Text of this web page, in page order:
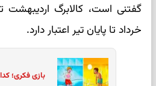
گفتنی است، کالابرگ اردیبهشت
خرداد تا پایان تیر اعتبار دارد.
بازی فکری؛